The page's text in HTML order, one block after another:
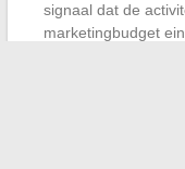
signaal dat de
marketingbudget